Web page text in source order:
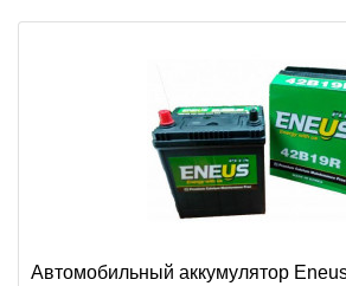
Автомобильный аккумулятор